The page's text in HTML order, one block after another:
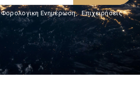
Φορολογικη Ενημέρωση, Επιχειρήσεις